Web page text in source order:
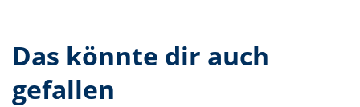
Das könnte dir auch
gefallen